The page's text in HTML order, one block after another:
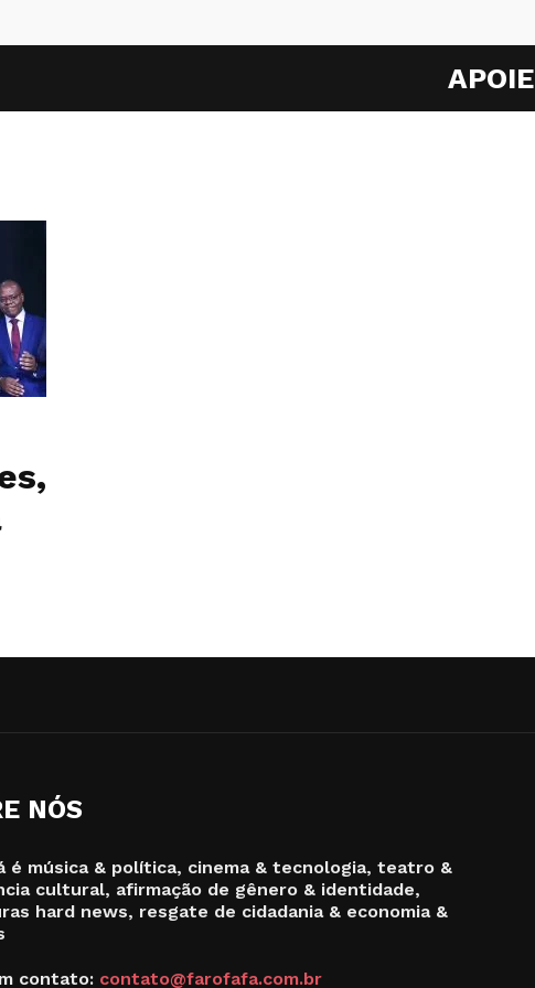
APOIE
NÓS
é música & política, cinema & tecnologia, teatro &
cultural, afirmação de gênero & identidade,
hard news, resgate de cidadania & economia &
contato: contato@farofafa.com.br